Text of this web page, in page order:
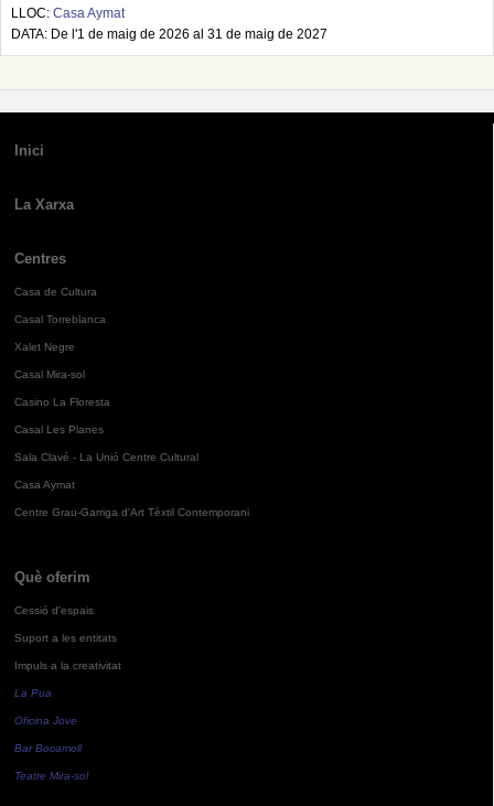
LLOC: Casa Aymat
DATA: De l'1 de maig de 2026 al 31 de maig de 2027
Inici
La Xarxa
Centres
Casa de Cultura
Casal Torreblanca
Xalet Negre
Casal Mira-sol
Casino La Floresta
Casal Les Planes
Sala Clavé - La Unió Centre Cultural
Casa Aymat
Centre Grau-Garriga d'Art Tèxtil Contemporani
Què oferim
Cessió d'espais
Suport a les entitats
Impuls a la creativitat
La Pua
Oficina Jove
Bar Bocamoll
Teatre Mira-sol